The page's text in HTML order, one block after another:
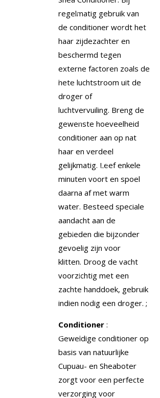
regelmatig gebruik van
de conditioner wordt het
haar zijdezachter en
beschermd tegen
externe factoren zoals de
hete luchtstroom uit de
droger of
luchtvervuiling. Breng de
gewenste hoeveelheid
conditioner aan op nat
haar en verdeel
gelijkmatig. Leef enkele
minuten voort en spoel
daarna af met warm
water. Besteed speciale
aandacht aan de
gebieden die bijzonder
gevoelig zijn voor
klitten. Droog de vacht
voorzichtig met een
zachte handdoek, gebruik
indien nodig een droger. ;
Conditioner :
Geweldige conditioner op
basis van natuurlijke
Cupuau- en Sheaboter
zorgt voor een perfecte
verzorging voor